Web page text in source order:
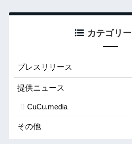
カテゴリー
プレスリリース
提供ニュース
CuCu.media
その他